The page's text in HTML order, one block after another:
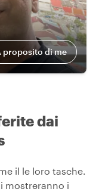
proposito di me
dai
il le loro tasche.
mostreranno i